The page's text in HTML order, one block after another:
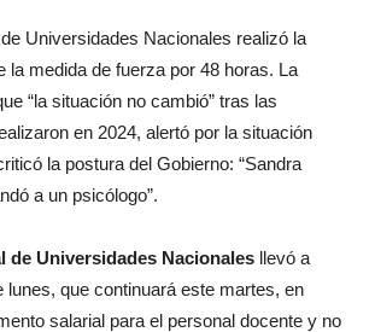
Universidades Nacionales realizó la
la medida de fuerza por 48 horas. La
“la situación no cambió” tras las
en 2024, alertó por la situación
la postura del Gobierno: “Sandra
a un psicólogo”.
de Universidades Nacionales llevó a
lunes, que continuará este martes, en
salarial para el personal docente y no